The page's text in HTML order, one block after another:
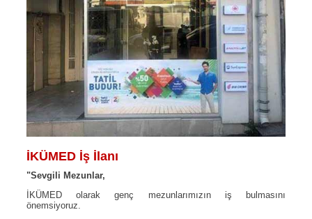
İKÜMED İş İlanı
"Sevgili Mezunlar,
İKÜMED olarak genç mezunlarımızın iş bulmasını
önemsiyoruz.